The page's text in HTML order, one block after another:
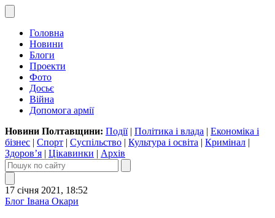
Головна
Новини
Блоги
Проекти
Фото
Досьє
Війна
Допомога армії
Новини Полтавщини: Події| Політика і влада | Економіка і
бізнес | Спорт | Суспільство | Культура і освіта | Кримінал |
Здоров’я | Цікавинки | Архів
17 січня 2021, 18:52
Блог Івана Окари